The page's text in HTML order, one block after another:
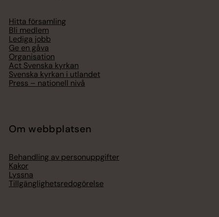
Hitta församling
Bli medlem
Lediga jobb
Ge en gåva
Organisation
Act Svenska kyrkan
Svenska kyrkan i utlandet
Press – nationell nivå
Om webbplatsen
Behandling av personuppgifter
Kakor
Lyssna
Tillgänglighetsredogörelse